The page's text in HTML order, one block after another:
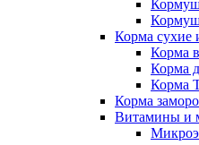
Корма сухие
Корма
Корма
Корма
Корма
Витамины и